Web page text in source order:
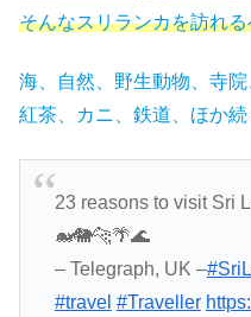
そんなスリランカを訪れ
海、自然、野生動物、寺院
紅茶、カニ、鉄道、ほか続
23 reasons to visit Sri
🐋🐘🐆🌴🌊
– Telegraph, UK –
#travel #Traveller